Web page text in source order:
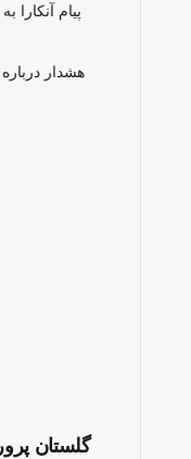
پیام آنکارا
هشدار
گلستان